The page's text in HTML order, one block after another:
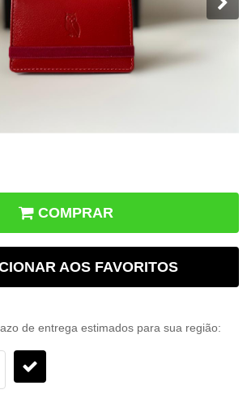
COMPRAR
AOS FAVORITOS
de entrega estimados para sua região: